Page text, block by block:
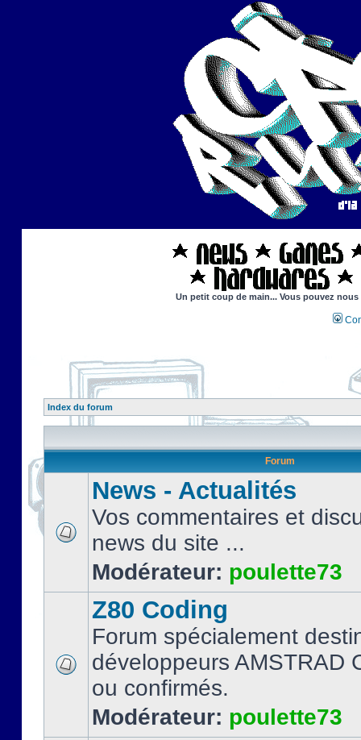
Un petit coup de main... Vous pouvez
Index du forum
Forum
News - Actualités
Vos commentaires et
news du site ...
Modérateur: poulette73
Z80 Coding
Forum spécialement
développeurs AMSTRAD
ou confirmés.
Modérateur: poulette73